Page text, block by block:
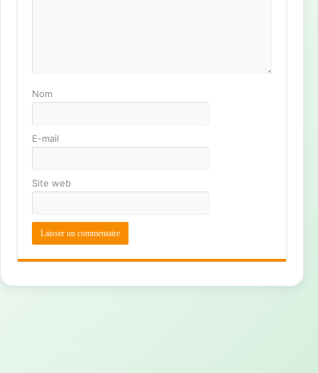
Nom
E-mail
Site web